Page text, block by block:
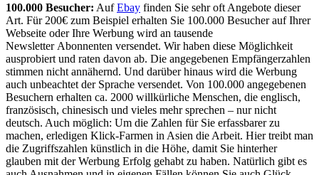
100.000 Besucher: AufEbay finden Sie sehr oft Angebote dieser
Art. Für 200€ zum Beispiel erhalten Sie 100.000 Besucher auf Ihrer
Webseite oder Ihre Werbung wird an tausende
Newsletter Abonnenten versendet. Wir haben diese Möglichkeit
ausprobiert und raten davon ab. Die angegebenen Empfängerzahlen
stimmen nicht annähernd. Und darüber hinaus wird die Werbung
auch unbeachtet der Sprache versendet. Von 100.000 angegebenen
Besuchern erhalten ca. 2000 willkürliche Menschen, die englisch,
französisch, chinesisch und vieles mehr sprechen – nur nicht
deutsch. Auch möglich: Um die Zahlen für Sie erfassbarer zu
machen, erledigen Klick-Farmen in Asien die Arbeit. Hier treibt man
die Zugriffszahlen künstlich in die Höhe, damit Sie hinterher
glauben mit der Werbung Erfolg gehabt zu haben. Natürlich gibt es